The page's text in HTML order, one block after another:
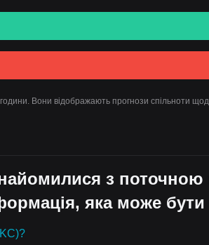
Вони відображають прогнози спільноти
з поточною
яка може